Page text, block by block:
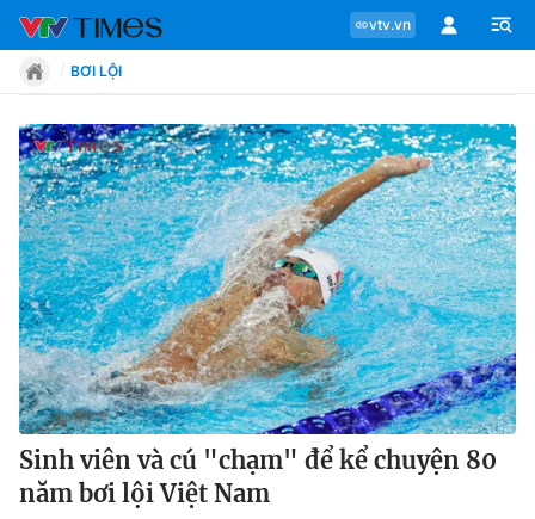
vtv.vn
Chuyên mục
Tin tức
Move
Phong cách
Chân dung
BƠI LỘI
Sinh viên và cú "chạm" để kể chuyện 80
năm bơi lội Việt Nam